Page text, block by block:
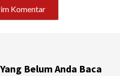
Belum Anda Baca